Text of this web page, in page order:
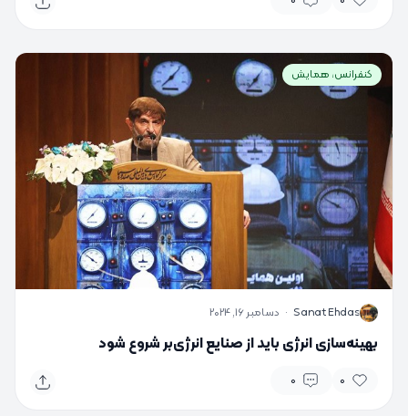
کنفرانس، همایش
S
Sanat Ehdas
· دسامبر 16, 2024
بهینه‌سازی انرژی باید از صنایع انرژی‌بر شروع شود
0
0